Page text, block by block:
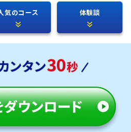
気のコース 体験談